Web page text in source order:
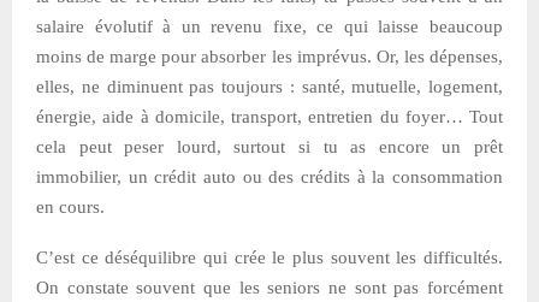
salaire évolutif à un revenu fixe, ce qui laisse beaucoup
moins de marge pour absorber les imprévus. Or, les dépenses,
elles, ne diminuent pas toujours : santé, mutuelle, logement,
énergie, aide à domicile, transport, entretien du foyer… Tout
cela peut peser lourd, surtout si tu as encore un prêt
immobilier, un crédit auto ou des crédits à la consommation
en cours.
C’est ce déséquilibre qui crée le plus souvent les difficultés.
On constate souvent que les seniors ne sont pas forcément